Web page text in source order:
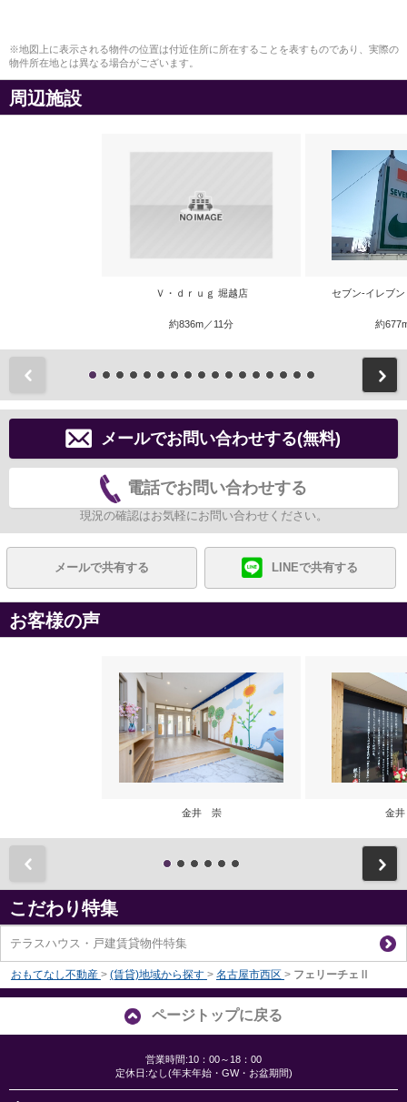
※地図上に表示される物件の位置は付近住所に所在することを表すものであり、実際の
物件所在地とは異なる場合がございます。
周辺施設
Ｖ・ｄｒｕｇ 堀越店
約836m／11分
セブン‐イレブ
約
メールでお問い合わせする(無料)
電話でお問い合わせする
現況の確認はお気軽にお問い合わせください。
メールで共有する LINEで共有する
お客様の声
金井 崇 金
こだわり特集
テラスハウス・戸建賃貸物件特集
おもてなし不動産 > (賃貸)地域から探す > 名古屋市西区 > フェリーチェⅡ
ページトップに戻る
営業時間:10：00～18：00
定休日:なし(年末年始・GW・お盆期間)